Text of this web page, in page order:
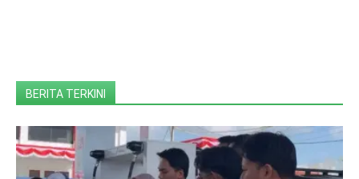
BERITA TERKINI